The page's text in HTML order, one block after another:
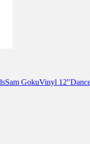
Sam GokuVinyl 12"